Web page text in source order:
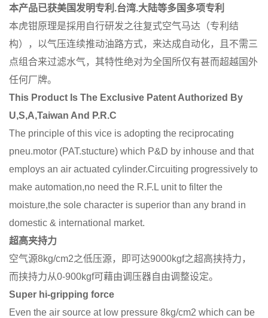
本产品已获美国发明专利.台湾.大陆等多国多项专利
本虎钳原理是採用自行研发之往复式空气马达（专利结
构），以气压连续推动油路方式，来达成自动化，且不需三
点组合来过滤水气，其特性绝对为全国所仅有甚而超越国外
任何厂牌。
This Product Is The Exclusive Patent Authorized By
U,S,A,Taiwan And P.R.C
The principle of this vice is adopting the reciprocating
pneu.motor (PAT.stucture) which P&D by inhouse and that
employs an air actuated cylinder.Circuiting progressively to
make automation,no need the R.F.L unit to filter the
moisture,the sole character is superior than any brand in
domestic & international market.
超高夹持力
空气源8kg/cm2之低压源，即可达9000kgf之超高挟持力，
而挟持力从0-900kgf可藉由调压器自由调整设定。
Super hi-gripping force
Even the air source at low pressure 8kg/cm2 which can be